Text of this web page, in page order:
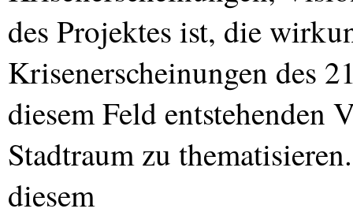
des Projektes ist, die
Krisenerscheinungen des
diesem Feld
Stadtraum zu
diesem